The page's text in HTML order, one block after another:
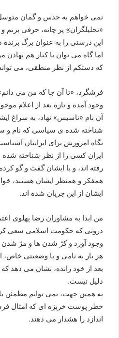
نمی خواهم به حدس و گمان
«تحلیلگران»ِ پر چانه، حرفی بزنم
این درستی را به عنوان برگ برنده
اما گاه می توان با کنار هم نهادن
که دستکم از نظر منطقی، می
فرشگرد، «تا آن جا که من می
وجود آمده و تازه بعد از اعلام
آن نام «تاسیس» نهاد، به سراغ
شناخته شده ی سیاسی که نام و
نگاه امروزش برای ایرانیان
ایران کسی را از نظر شناخته شده
رفته اند، و با ایشان گفت و گو کرده
همفکر و همنظر ایشان هستند،
ایشان از این جریان شده اند.
من ابدا به مشاوران رضا پهلوی
درونی که حکومت اسلامی سعی
وجود آورد و کژ شدن ها و مژ
هر بار به نامی و با وضعیتی خاص،
بعد از خود رانده، نشان می دهد
دلیل نیست.
به همین جهت، نمی توانم مطمئن
خطر پوست خربزه ای که امثال
اندازد را هشدار می دهند.